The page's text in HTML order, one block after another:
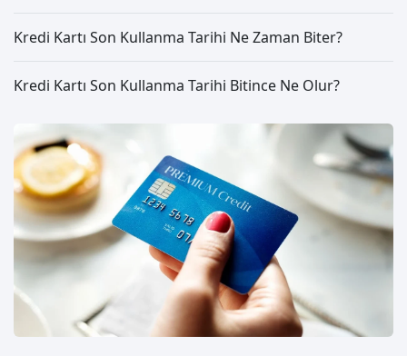
Kredi Kartı Son Kullanma Tarihi Ne Zaman Biter?
Kredi Kartı Son Kullanma Tarihi Bitince Ne Olur?